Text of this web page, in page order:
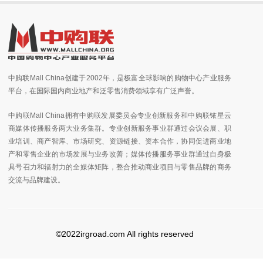
中购联Mall China创建于2002年，是极富全球影响的购物中心产业服务
平台，在国际国内商业地产和泛零售消费领域享有广泛声誉。
中购联Mall China拥有中购联发展委员会专业创新服务和中购联铱星云
商媒体传播服务两大业务集群。专业创新服务事业群通过会议会展、职
业培训、商产智库、市场研究、资源链接、资本合作，协同促进商业地
产和零售企业的市场发展与业务改善；媒体传播服务事业群通过自身极
具号召力和辐射力的全媒体矩阵，整合推动商业项目与零售品牌的商务
交流与品牌建设。
©2022irgroad.com All rights reserved